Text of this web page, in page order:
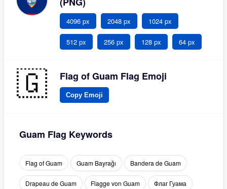
4096 px 2048 px 1024 px
512 px 256 px 128 px 64 px
Flag of Guam Flag Emoji
Copy Emoji
Guam Flag Keywords
Flag of Guam Guam Bayrağı Bandera de Guam
Drapeau de Guam Flagge von Guam Флаг Гуама